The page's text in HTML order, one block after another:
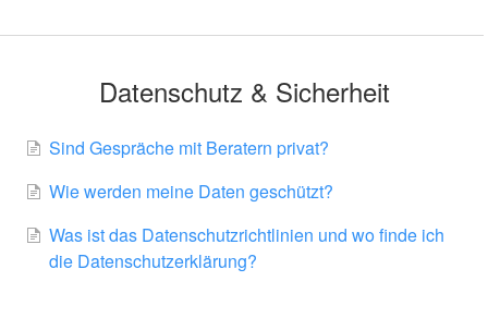
Datenschutz & Sicherheit
Sind Gespräche mit Beratern privat?
Wie werden meine Daten geschützt?
Was ist das Datenschutzrichtlinien und wo finde ich
die Datenschutzerklärung?